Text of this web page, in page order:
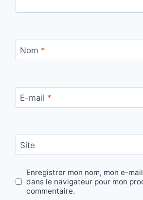
Nom *
E-mail *
Site
Enregistrer mon nom, mon e-
dans le navigateur pour mon
commentaire.